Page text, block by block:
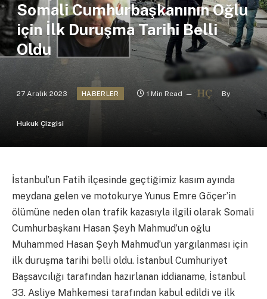
Somali Cumhurbaşkanının Oğlu
için İlk Duruşma Tarihi Belli
Oldu
27 Aralık 2023 HABERLER 1 Min Read By
Hukuk Çizgisi
İstanbul’un Fatih ilçesinde geçtiğimiz kasım ayında
meydana gelen ve motokurye Yunus Emre Göçer’in
ölümüne neden olan trafik kazasıyla ilgili olarak Somali
Cumhurbaşkanı Hasan Şeyh Mahmud’un oğlu
Muhammed Hasan Şeyh Mahmud’un yargılanması için
ilk duruşma tarihi belli oldu. İstanbul Cumhuriyet
Başsavcılığı tarafından hazırlanan iddianame, İstanbul
33. Asliye Mahkemesi tarafından kabul edildi ve ilk